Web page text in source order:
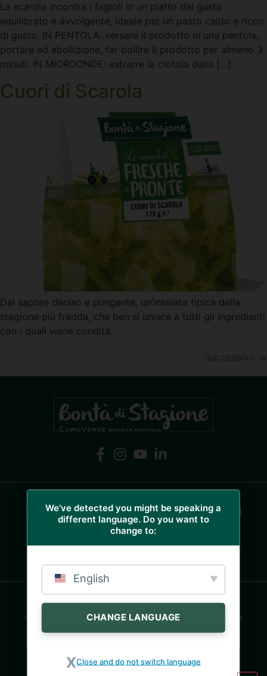
La scarola incontra i fagioli in un piatto dal gusto
equilibrato e avvolgente, ideale per un pasto caldo e ricco
di gusto. IN PENTOLA: versare il prodotto in una pentola,
portare ad ebollizione, far bollire il prodotto per almeno 3
minuti. IN MICROONDE: estrarre la ciotola dalla […]
Cuori di Scarola
Dal sapore deciso e pungente, un’insalata tipica della
stagione più fredda, che ben si unisce a tutti gli ingredienti
con i quali viene condita.
Successivo →
COLTIVIAMO PASSIONI, PRODUCIAMO
BONTÀ.
Fabrizio Ziliani
© 2023 – Euroverde Società Agricola S.r.l. – Via
Quinzano, 1 – 25020 Azzano Mella (BS) Italy – Tel. +39
We've detected you might be speaking a
different language. Do you want to
change to:
English
CHANGE LANGUAGE
Close and do not switch language